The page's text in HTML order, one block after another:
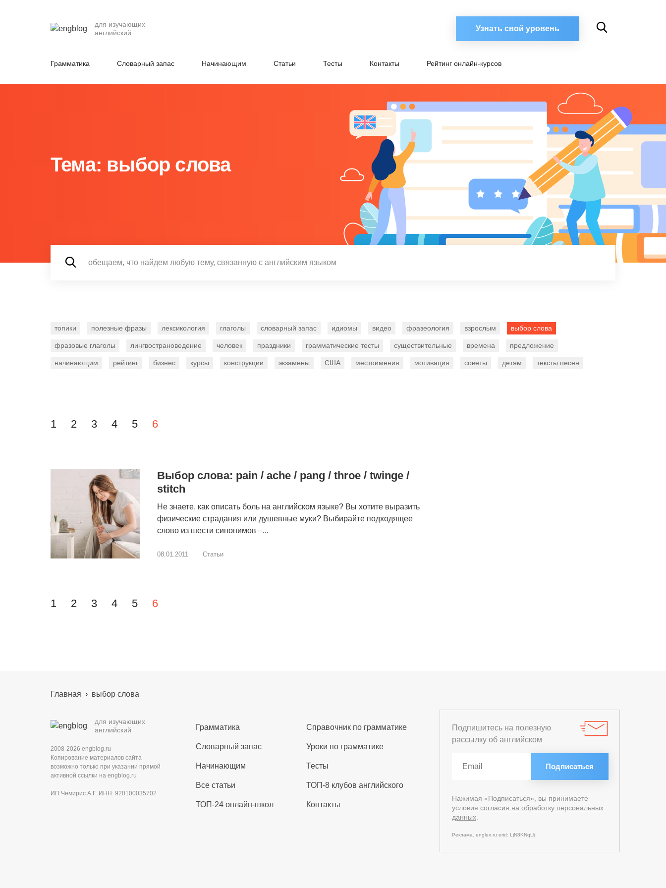
для изучающих
английский
Узнать свой уровень
Грамматика Словарный запас Начинающим Cтатьи Тесты Контакты Рейтинг онлайн-курсов
Тема: выбор слова
топики полезные фразы лексикология глаголы словарный запас идиомы видео фразеология взрослым выбор слова
фразовые глаголы лингвострановедение человек праздники грамматические тесты существительные времена предложение
начинающим рейтинг бизнес курсы конструкции экзамены США местоимения мотивация советы детям тексты песен
Навигация по записям
1 2 3 4 5 6
Выбор слова: pain / ache / pang / throe / twinge /
stitch
Не знаете, как описать боль на английском языке? Вы хотите выразить
физические страдания или душевные муки? Выбирайте подходящее
слово из шести синонимов –...
08.01.2011 Cтатьи
Навигация по записям
1 2 3 4 5 6
Главная › выбор слова
Грамматика
Словарный запас
Начинающим
Все статьи
ТОП-24 онлайн-школ
Справочник по грамматике
Уроки по грамматике
Тесты
ТОП-8 клубов английского
Контакты
Подпишитесь на полезную
рассылку об английском
Нажимая «Подписаться», вы принимаете
условия согласия на обработку персональных
данных.
Реклама. englex.ru erid: LjN8KNqUj
для изучающих
английский
2008-2026 engblog.ru
Копирование материалов сайта
возможно только при указании прямой
активной ссылки на engblog.ru
ИП Чемирис А.Г. ИНН: 920100035702